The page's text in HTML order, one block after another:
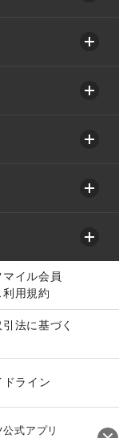
マイル会員
用規約
法に基づく
ドライン
式アプリ